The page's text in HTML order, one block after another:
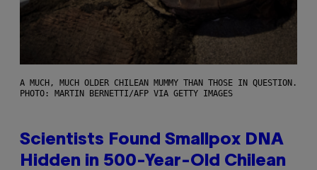
A MUCH, MUCH OLDER CHILEAN MUMMY THAN THOSE IN QUESTION.
PHOTO: MARTIN BERNETTI/AFP VIA GETTY IMAGES
Scientists Found Smallpox DNA
Hidden in 500-Year-Old Chilean